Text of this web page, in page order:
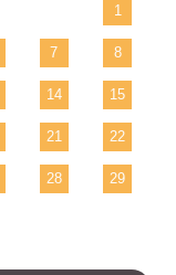
1
7 8
14 15
21 22
28 29